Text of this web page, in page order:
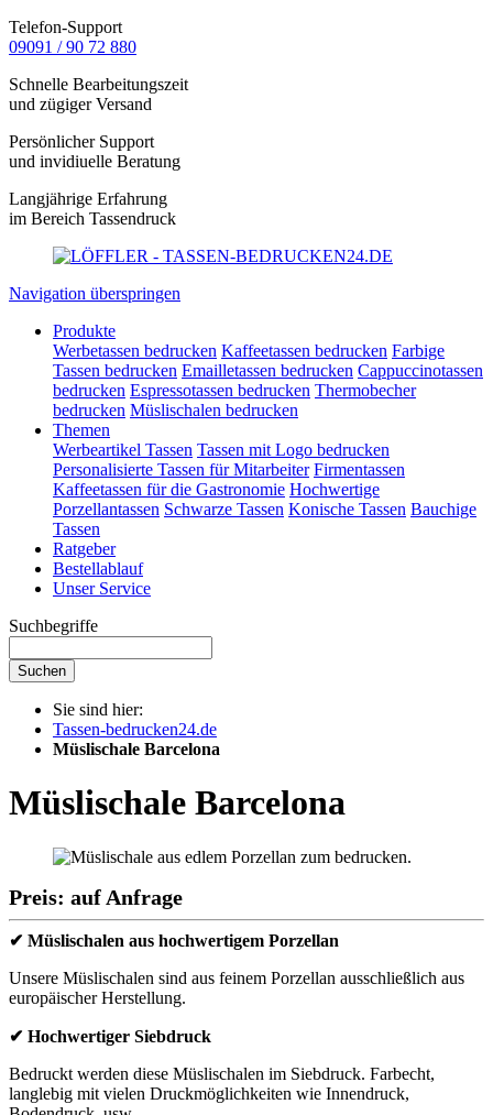
Telefon-Support
09091 / 90 72 880
Schnelle Bearbeitungszeit
und zügiger Versand
Persönlicher Support
und invidiuelle Beratung
Langjährige Erfahrung
im Bereich Tassendruck
Navigation überspringen
Produkte
Werbetassen bedrucken Kaffeetassen bedrucken Farbige
Tassen bedrucken Emailletassen bedrucken Cappuccinotassen
bedrucken Espressotassen bedrucken Thermobecher
bedrucken Müslischalen bedrucken
Themen
Werbeartikel Tassen Tassen mit Logo bedrucken
Personalisierte Tassen für Mitarbeiter Firmentassen
Kaffeetassen für die Gastronomie Hochwertige
Porzellantassen Schwarze Tassen Konische Tassen Bauchige
Tassen
Ratgeber
Bestellablauf
Unser Service
Suchbegriffe
Suchen
Sie sind hier:
Tassen-bedrucken24.de
Müslischale Barcelona
Müslischale Barcelona
Preis: auf Anfrage
✔ Müslischalen aus hochwertigem Porzellan
Unsere Müslischalen sind aus feinem Porzellan ausschließlich aus
europäischer Herstellung.
✔ Hochwertiger Siebdruck
Bedruckt werden diese Müslischalen im Siebdruck. Farbecht,
langlebig mit vielen Druckmöglichkeiten wie Innendruck,